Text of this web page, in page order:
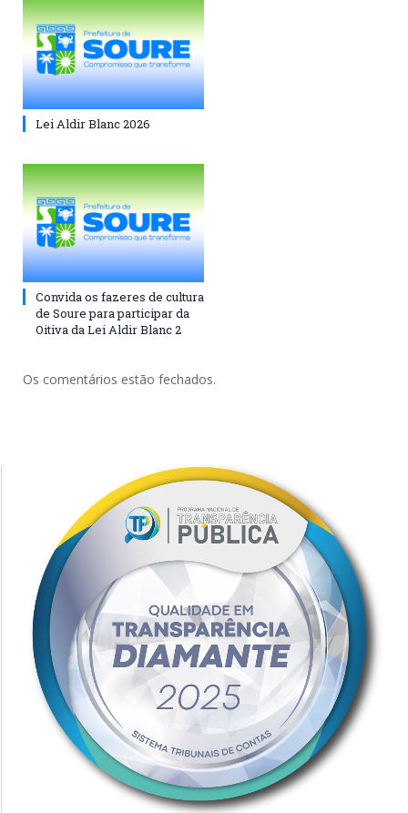
Lei Aldir Blanc 2026
Convida os fazeres de cultura
de Soure para participar da
Oitiva da Lei Aldir Blanc 2
Os comentários estão fechados.